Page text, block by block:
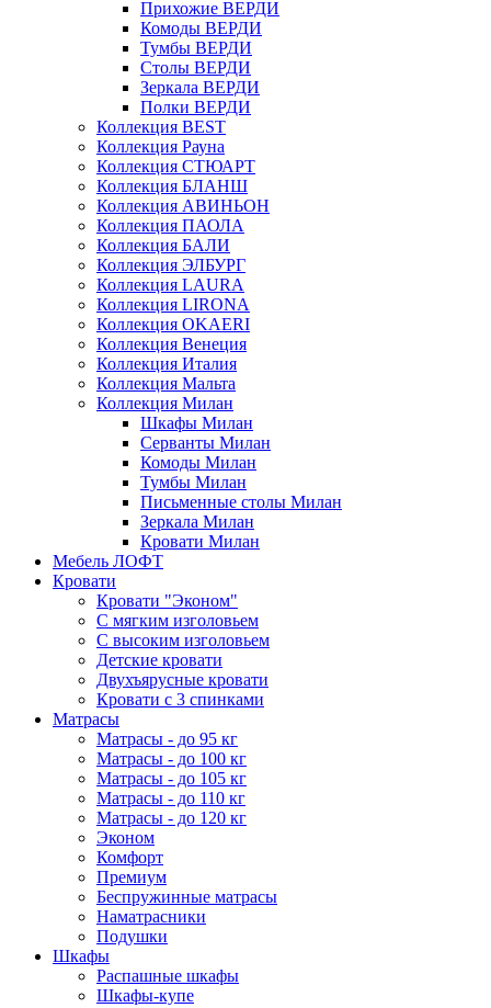
Прихожие ВЕРДИ
Комоды ВЕРДИ
Тумбы ВЕРДИ
Столы ВЕРДИ
Зеркала ВЕРДИ
Полки ВЕРДИ
Коллекция BEST
Коллекция Рауна
Коллекция СТЮАРТ
Коллекция БЛАНШ
Коллекция АВИНЬОН
Коллекция ПАОЛА
Коллекция БАЛИ
Коллекция ЭЛБУРГ
Коллекция LAURA
Коллекция LIRONA
Коллекция OKAERI
Коллекция Венеция
Коллекция Италия
Коллекция Мальта
Коллекция Милан
Шкафы Милан
Серванты Милан
Комоды Милан
Тумбы Милан
Письменные столы Милан
Зеркала Милан
Кровати Милан
Мебель ЛОФТ
Кровати
Кровати "Эконом"
С мягким изголовьем
С высоким изголовьем
Детские кровати
Двухъярусные кровати
Кровати с 3 спинками
Матрасы
Матрасы - до 95 кг
Матрасы - до 100 кг
Матрасы - до 105 кг
Матрасы - до 110 кг
Матрасы - до 120 кг
Эконом
Комфорт
Премиум
Беспружинные матрасы
Наматрасники
Подушки
Шкафы
Распашные шкафы
Шкафы-купе